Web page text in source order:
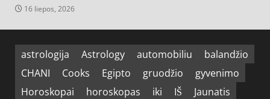
16 liepos, 2026
astrologija Astrology automobiliu
balandžio
CHANI
Cooks Egipto gruodžio
gyvenimo
Horoskopai
horoskopas iki IŠ
Jaunatis